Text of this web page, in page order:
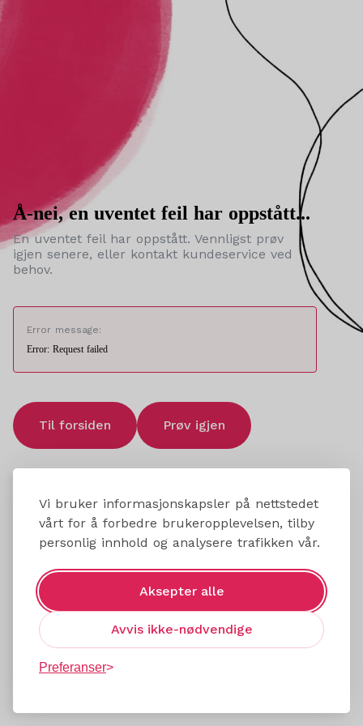
Vi bruker informasjonskapsler på nettstedet
vårt for å forbedre brukeropplevelsen, tilby
personlig innhold og analysere trafikken vår.
Aksepter alle
Avvis ikke-nødvendige
Preferanser
Å-nei, en uventet feil har oppstått...
En uventet feil har oppstått. Vennligst prøv
igjen senere, eller kontakt kundeservice ved
behov.
Error message:
Error: Request failed
Til forsiden Prøv igjen